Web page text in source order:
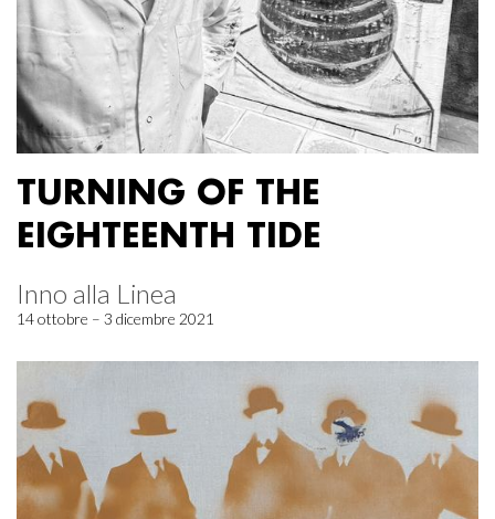
TURNING OF THE
EIGHTEENTH TIDE
Inno alla Linea
14 ottobre – 3 dicembre 2021